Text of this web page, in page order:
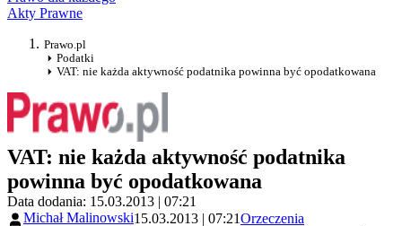
Akty Prawne
Prawo.pl
Podatki
VAT: nie każda aktywność podatnika powinna być opodatkowana
VAT: nie każda aktywność podatnika
powinna być opodatkowana
Data dodania: 15.03.2013 | 07:21
Michał Malinowski15.03.2013 | 07:21Orzeczenia